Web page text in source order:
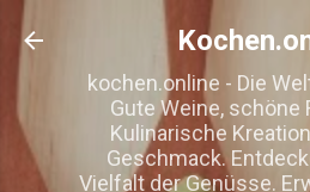
Direkt zum
kochen.online - Die
Gute Weine, schöne
Kulinarische
Geschmack.
Vielfalt der Genüsse.